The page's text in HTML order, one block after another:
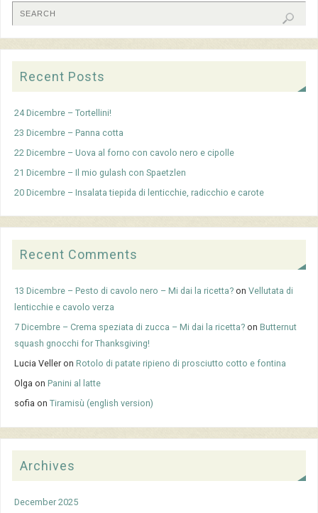
Recent Posts
24 Dicembre – Tortellini!
23 Dicembre – Panna cotta
22 Dicembre – Uova al forno con cavolo nero e cipolle
21 Dicembre – Il mio gulash con Spaetzlen
20 Dicembre – Insalata tiepida di lenticchie, radicchio e carote
Recent Comments
13 Dicembre – Pesto di cavolo nero – Mi dai la ricetta? onVellutata di
lenticchie e cavolo verza
7 Dicembre – Crema speziata di zucca – Mi dai la ricetta? onButternut
squash gnocchi for Thanksgiving!
Lucia Veller onRotolo di patate ripieno di prosciutto cotto e fontina
Olga onPanini al latte
sofia onTiramisù (english version)
Archives
December 2025